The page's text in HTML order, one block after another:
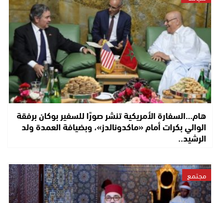
هام…السفارة الأمريكية تنشر صورًا للسفير بوكان برفقة
الوالي بكرات أمام «ماكدونالدز»، وبضيافة العمدة ولد
الرشيد..
مجتمع